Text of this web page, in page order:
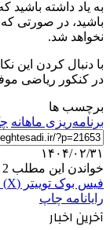
به یاد داشته
باشید، در صورتی که
نخواهد شد.
با دنبال کردن این
در کنکور ریاضی
برچسب ها
برنامه‌ریزی ماهانه
۱۴۰۴/۰۲/۳۱
خواندن این مطلب 2 دقیقه زمان میبرد
فیس بوک توییتر (X)
رایانامه چاپ
آخرین اخبار